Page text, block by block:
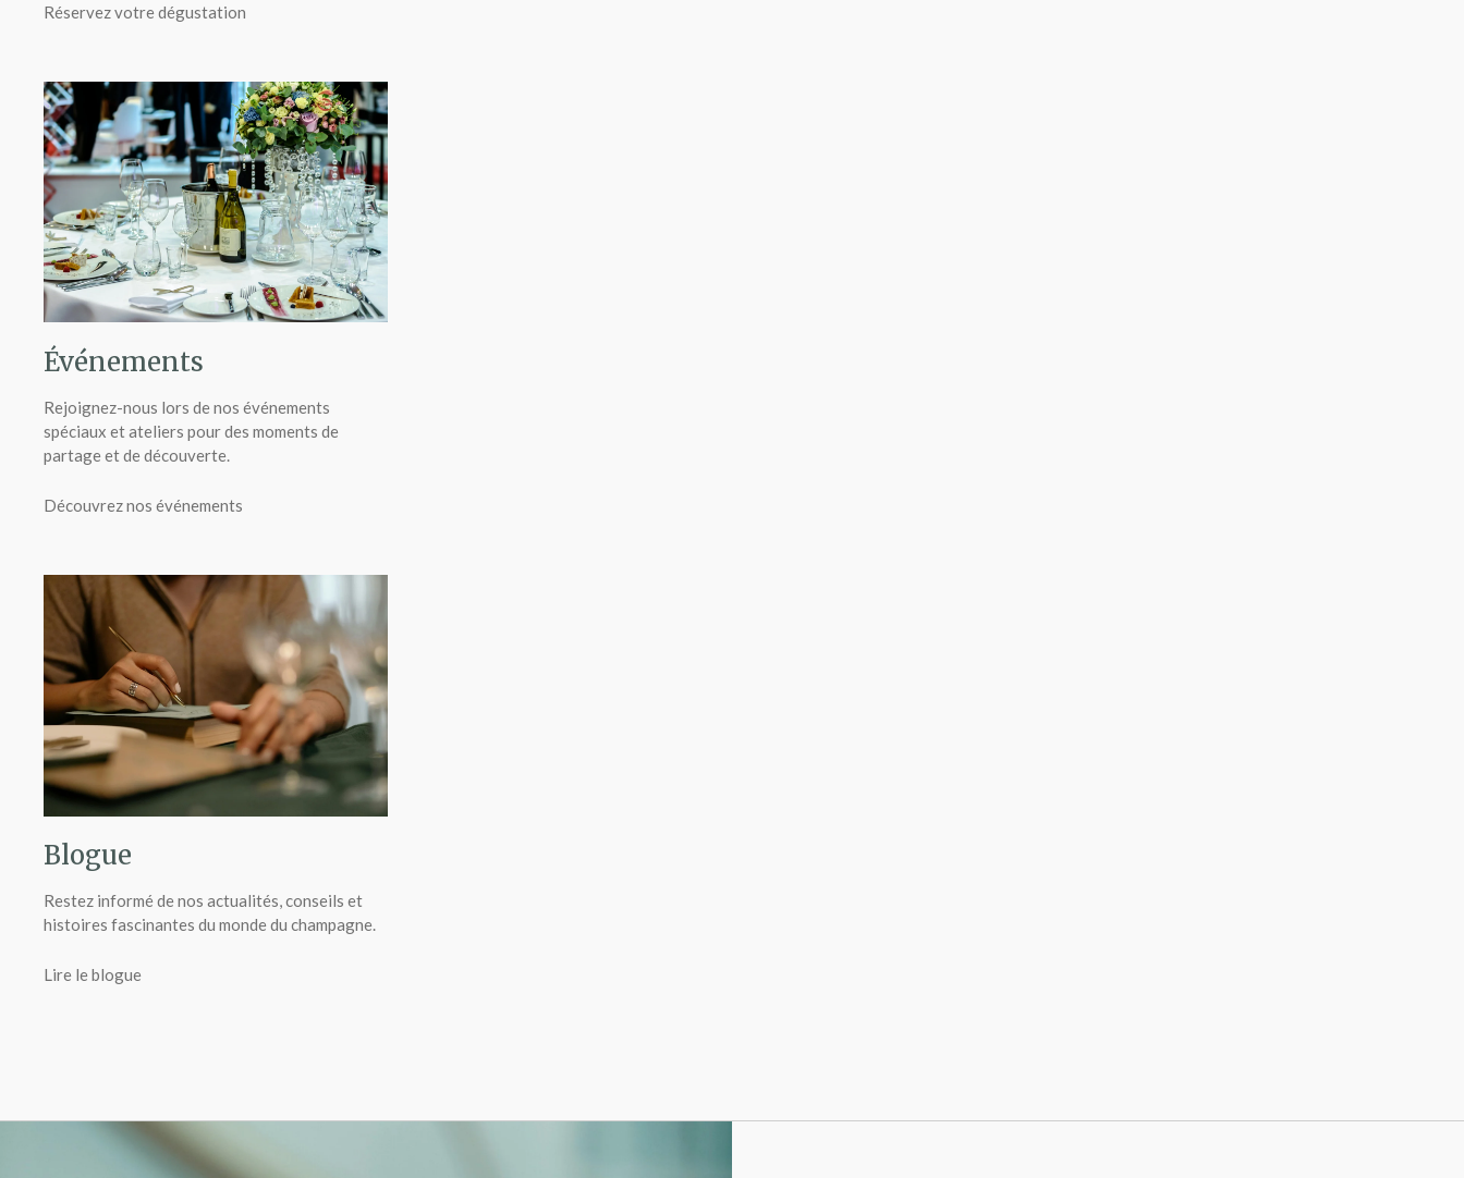
Réservez votre dégustation
Événements
Rejoignez-nous lors de nos événements
spéciaux et ateliers pour des moments de
partage et de découverte.
Découvrez nos événements
Blogue
Restez informé de nos actualités, conseils et
histoires fascinantes du monde du champagne.
Lire le blogue